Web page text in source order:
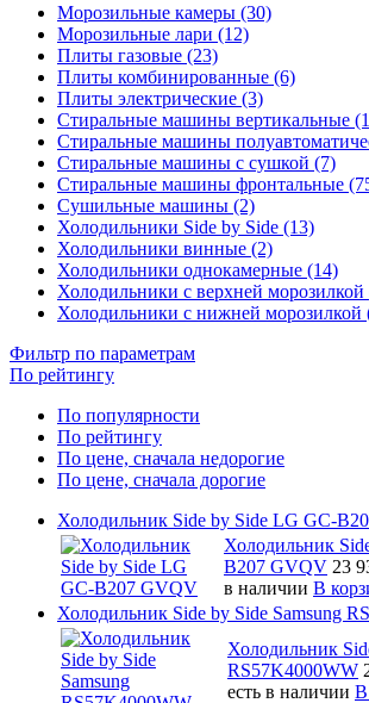
Морозильные камеры (30)
Морозильные лари (12)
Плиты газовые (23)
Плиты комбинированные (6)
Плиты электрические (3)
Стиральные машины вертикальные
Стиральные машины
Стиральные машины с сушкой (7)
Стиральные машины фронтальные
Сушильные машины (2)
Холодильники Side by Side (13)
Холодильники винные (2)
Холодильники однокамерные (14)
Холодильники с верхней морозилкой
Холодильники с нижней морозилкой
Фильтр по параметрам
По рейтингу
По популярности
По рейтингу
По цене, сначала недорогие
По цене, сначала дорогие
Холодильник Side by Side LG GC-
Холодильник
B207 GVQV 23
в наличии В
Холодильник Side by Side Samsung
Холодильник
RS57K4000WW
есть в наличии В